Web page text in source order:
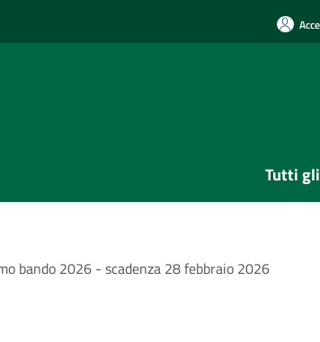
Tutti
bando 2026 - scadenza 28 febbraio 2026